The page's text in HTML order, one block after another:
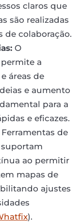
claros que
são realizadas
colaboração.
O
a
áreas de
e aumento
para a
e eficazes.
Ferramentas de
ao permitir
mapas de
ajustes
).